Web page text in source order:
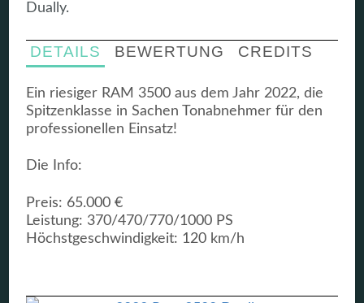
Dually.
DETAILS BEWERTUNG CREDITS
Ein riesiger RAM 3500 aus dem Jahr 2022, die
Spitzenklasse in Sachen Tonabnehmer für den
professionellen Einsatz!
Die Info:
Preis: 65.000 €
Leistung: 370/470/770/1000 PS
Höchstgeschwindigkeit: 120 km/h